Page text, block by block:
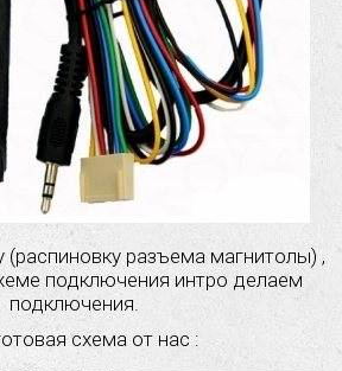
разъема магнитолы) ,
подключения интро делаем
подключения.
схема от нас :